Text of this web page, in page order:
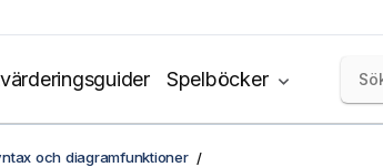
Spelböcker
och diagramfunktioner